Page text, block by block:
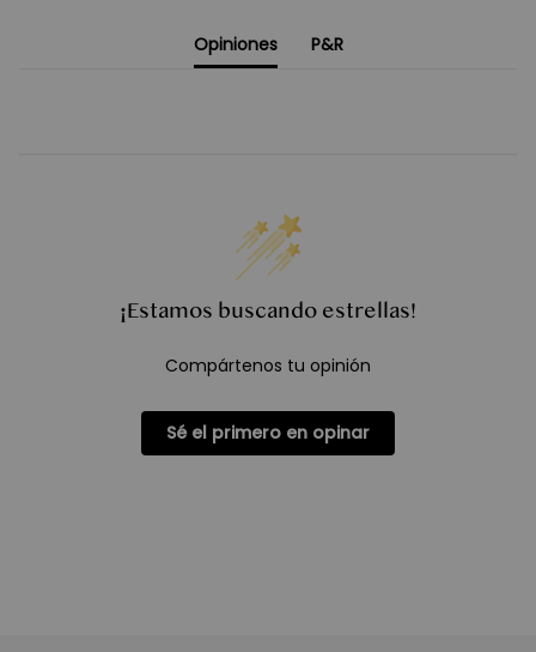
Opiniones P&R
¡Estamos buscando estrellas!
Compártenos tu opinión
Sé el primero en opinar